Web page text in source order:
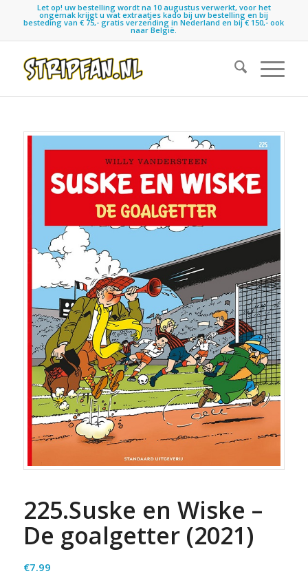
Let op! uw bestelling wordt na 10 augustus verwerkt, voor het
ongemak krijgt u wat extraatjes kado bij uw bestelling en bij
besteding van € 75,- gratis verzending in Nederland en bij € 150,- ook
naar België.
225.Suske en Wiske –
De goalgetter (2021)
€7.99